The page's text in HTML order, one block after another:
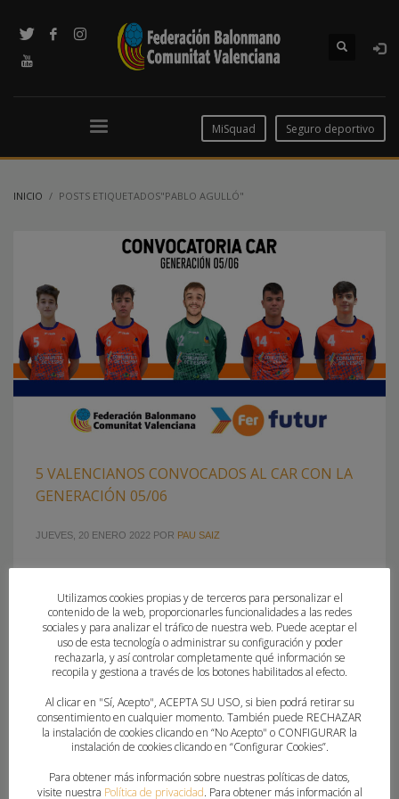
MiSquad Seguro deportivo
INICIO POSTS ETIQUETADOS"PABLO AGULLÓ"
5 VALENCIANOS CONVOCADOS AL CAR CON LA
GENERACIÓN 05/06
JUEVES, 20 ENERO 2022 POR PAU SAIZ
Sierra Nevada (Granada) entre el 10 y el 17 de febrero
El Centro de Alto Rendimiento de Sierra Nevada abrirá sus
puertas el 10 de febrero para acoger a los 70 jóvenes de la
Generación 2005-2006 citados por el Área Técnica de la Real
Federación Española de Balonmano para
PUBLICADO EN
FEDERACION
ETIQUETADO BAJO: BALONMANO MISLATA,CAR SIERRA NEVADA
FUNDACIÓN AGUSTINOS ALICANTE GENERACIÓN 2006-07
Utilizamos cookies propias y de terceros para personalizar el
contenido de la web, proporcionarles funcionalidades a las redes
sociales y para analizar el tráfico de nuestra web. Puede aceptar el
uso de esta tecnología o administrar su configuración y poder
rechazarla, y así controlar completamente qué información se
recopila y gestiona a través de los botones habilitados al efecto.
Al clicar en "Sí, Acepto", ACEPTA SU USO, si bien podrá retirar su
consentimiento en cualquier momento. También puede RECHAZAR
la instalación de cookies clicando en “No Acepto" o CONFIGURAR la
instalación de cookies clicando en “Configurar Cookies”.
Para obtener más información sobre nuestras políticas de datos,
visite nuestra Política de privacidad. Para obtener más información al